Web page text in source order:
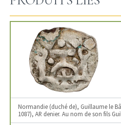
Normandie (duché de), Guillaume le
1087), AR denier. Au nom de son fils